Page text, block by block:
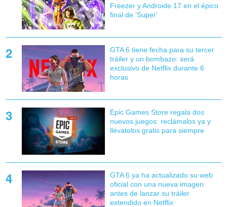
Freezer y Androide 17 en el épico
final de 'Super'
GTA 6 tiene fecha para su tercer
tráiler y un bombazo: será
exclusivo de Netflix durante 6
horas
Epic Games Store regala dos
nuevos juegos: reclámalos ya y
llévatelos gratis para siempre
GTA 6 ya ha actualizado su web
oficial con una nueva imagen
antes de lanzar su tráiler
extendido en Netflix